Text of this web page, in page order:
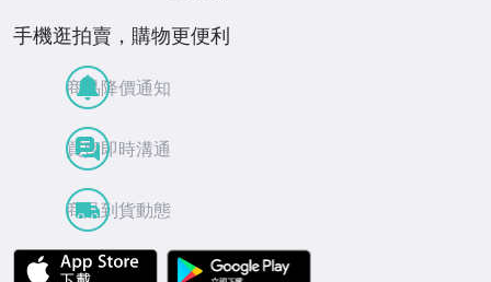
手機逛拍賣，購物更便利
商品降價通知
買賣即時溝通
商品到貨動態
APP Store